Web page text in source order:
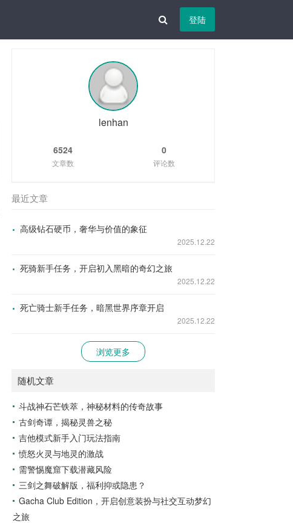
登陆
lenhan
6524
文章数
0
评论数
最近文章
高级钻石硬币，奢华与价值的象征
2025.12.22
死骑新手任务，开启初入黑暗的奇幻之旅
2025.12.22
死亡骑士新手任务，暗黑世界序章开启
2025.12.22
浏览更多
随机文章
斗战神石芒铁萃，神秘材料的传奇故事
古剑奇谭，揭秘灵兽之秘
吉他模式新手入门玩法指南
愤怒火灵与地灵的激战
需警惕魔窟下载潜藏风险
三剑之舞破解版，福利抑或隐患？
Gacha Club Edition，开启创意装扮与社交互动梦幻
之旅